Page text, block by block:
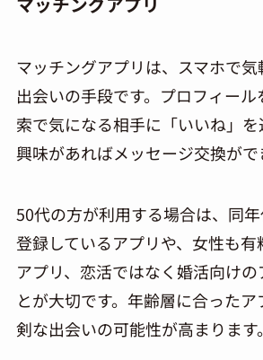
マッチングアプリは、スマホで
出会いの手段です。プロフィー
索で気になる相手に「いいね」
興味があればメッセージ交換がで
50代の方が利用する場合は、同
登録しているアプリや、女性も
アプリ、恋活ではなく婚活向け
とが大切です。年齢層に合った
剣な出会いの可能性が高まります。